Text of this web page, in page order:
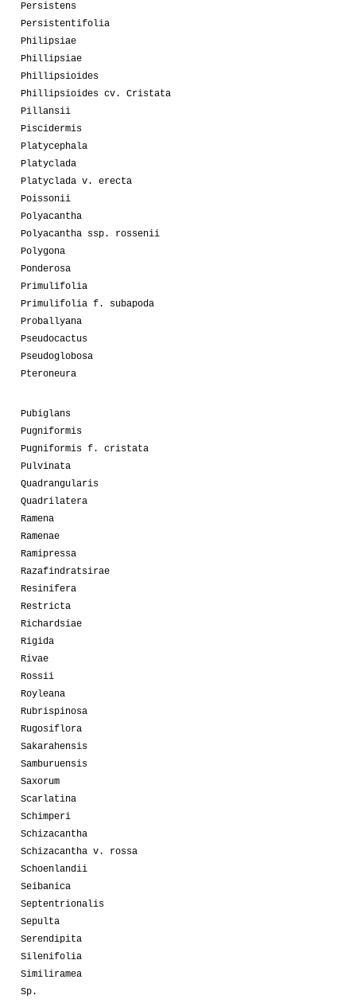
Persistens
Persistentifolia
Philipsiae
Phillipsiae
Phillipsioides
Phillipsioides cv. Cristata
Pillansii
Piscidermis
Platycephala
Platyclada
Platyclada v. erecta
Poissonii
Polyacantha
Polyacantha ssp. rossenii
Polygona
Ponderosa
Primulifolia
Primulifolia f. subapoda
Proballyana
Pseudocactus
Pseudoglobosa
Pteroneura
Pubiglans
Pugniformis
Pugniformis f. cristata
Pulvinata
Quadrangularis
Quadrilatera
Ramena
Ramenae
Ramipressa
Razafindratsirae
Resinifera
Restricta
Richardsiae
Rigida
Rivae
Rossii
Royleana
Rubrispinosa
Rugosiflora
Sakarahensis
Samburuensis
Saxorum
Scarlatina
Schimperi
Schizacantha
Schizacantha v. rossa
Schoenlandii
Seibanica
Septentrionalis
Sepulta
Serendipita
Silenifolia
Similiramea
Sp.